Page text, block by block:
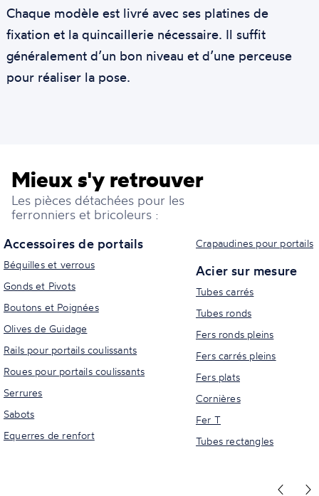
Chaque modèle est livré avec ses platines de
fixation et la quincaillerie nécessaire. Il suffit
généralement d’un bon niveau et d’une perceuse
pour réaliser la pose.
Mieux s'y retrouver
Les pièces détachées pour les
ferronniers et bricoleurs :
Accessoires de portails
Béquilles et verrous
Gonds et Pivots
Boutons et Poignées
Olives de Guidage
Rails pour portails coulissants
Roues pour portails coulissants
Serrures
Sabots
Equerres de renfort
Crapaudines pour portails
Acier sur mesure
Tubes carrés
Tubes ronds
Fers ronds pleins
Fers carrés pleins
Fers plats
Cornières
Fer T
Tubes rectangles